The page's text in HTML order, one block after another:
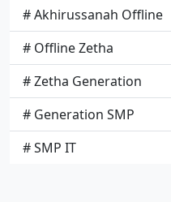
# Akhirussanah Offline
# Offline Zetha
# Zetha Generation
# Generation SMP
# SMP IT